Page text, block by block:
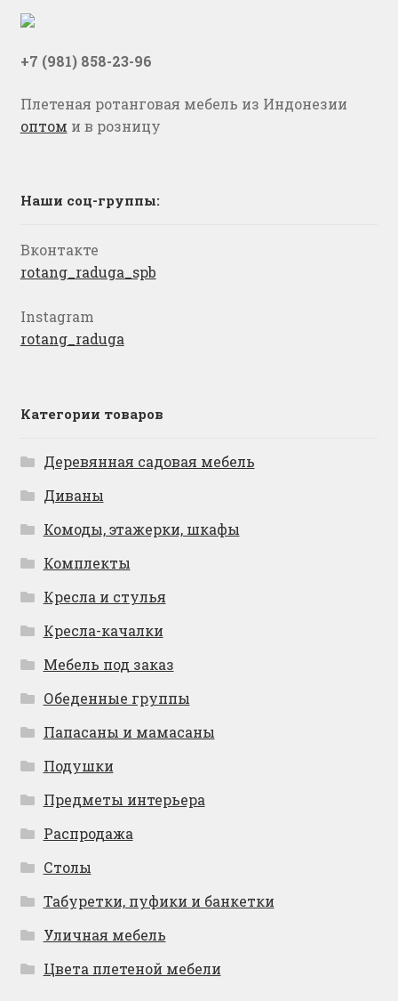
+7 (981) 858-23-96
Плетеная ротанговая мебель из Индонезии
оптом и в розницу
Наши соц-группы:
Вконтакте
rotang_raduga_spb
Instagram
rotang_raduga
Категории товаров
Деревянная садовая мебель
Диваны
Комоды, этажерки, шкафы
Комплекты
Кресла и стулья
Кресла-качалки
Мебель под заказ
Обеденные группы
Папасаны и мамасаны
Подушки
Предметы интерьера
Распродажа
Столы
Табуретки, пуфики и банкетки
Уличная мебель
Цвета плетеной мебели